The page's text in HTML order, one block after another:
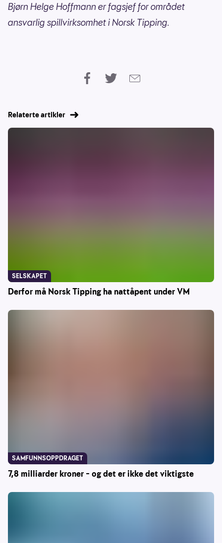
Bjørn Helge Hoffmann er fagsjef for området
ansvarlig spillvirksomhet i Norsk Tipping.
Relaterte artikler
Derfor må Norsk Tipping ha nattåpent under VM
SELSKAPET
7,8 milliarder kroner – og det er ikke det viktigste
SAMFUNNSOPPDRAGET